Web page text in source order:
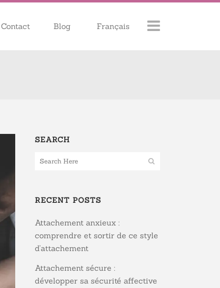
Contact Blog Français
SEARCH
RECENT POSTS
Attachement anxieux :
comprendre et sortir de ce style
d’attachement
Attachement sécure :
développer sa sécurité affective